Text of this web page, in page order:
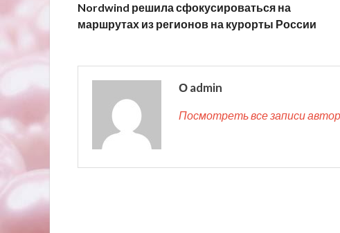
Nordwind решила сфокусироваться на
маршрутах из регионов на курорты России
О admin
Посмотреть все записи